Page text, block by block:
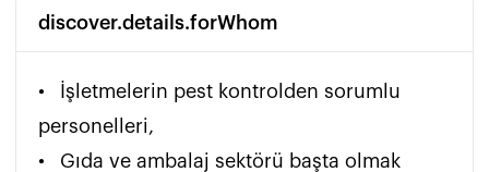
discover.details.forWhom
•	İşletmelerin pest kontrolden sorumlu
personelleri,
•	Gıda ve ambalaj sektörü başta olmak